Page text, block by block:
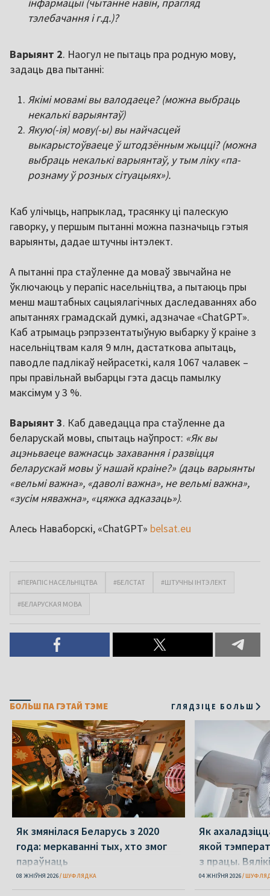
інфармацыі (чытанне навін, прагляд
тэлебачання і г.д.)?
Варыянт 2. Наогул не пытаць пра родную мову,
задаць два пытанні:
Якімі мовамі вы валодаеце? (можна выбраць
некалькі варыянтаў)
Якую(-ія) мову(-ы) вы найчасцей
выкарыстоўваеце ў штодзённым жыцці? (можна
выбраць некалькі варыянтаў, у тым ліку «па-
рознаму ў розных сітуацыях»).
Каб улічыць, напрыклад, трасянку ці палескую
гаворку, у першым пытанні можна пазначыць гэтыя
варыянты, дадае штучны інтэлект.
А пытанні пра стаўленне да моваў звычайна не
ўключаюць у перапіс насельніцтва, а пытаюць пры
менш маштабных сацыялагічных даследаваннях або
апытаннях грамадскай думкі, адзначае «ChatGPT».
Каб атрымаць рэпрэзентатыўную выбарку ў краіне з
насельніцтвам каля 9 млн, дастаткова апытаць,
паводле падлікаў нейрасеткі, каля 1067 чалавек –
пры правільнай выбарцы гэта дасць памылку
максімум у 3 %.
Варыянт 3. Каб даведацца пра стаўленне да
беларускай мовы, спытаць наўпрост: «Як вы
ацэньваеце важнасць захавання і развіцця
беларускай мовы ў нашай краіне?» (даць варыянты
«вельмі важна», «даволі важна», не вельмі важна»,
«зусім няважна», «цяжка адказаць»).
Алесь Наваборскі, «ChatGPT» belsat.eu
#ПЕРАПІС НАСЕЛЬНІЦТВА #БЕЛСТАТ #ШТУЧНЫ ІНТЭЛЕКТ
#БЕЛАРУСКАЯ МОВА
БОЛЬШ ПА ГЭТАЙ ТЭМЕ ГЛЯДЗІЦЕ БОЛЬШ
Як змянілася Беларусь з 2020
года: меркаванні тых, хто змог
параўнаць
08 ЖНІЎНЯ 2026 ШУФЛЯДКА
Як
якой
з працы.
перажыць
04 ЖНІЎНЯ 2026